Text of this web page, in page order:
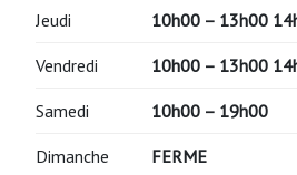
Jeudi 10h00 – 13h00
Vendredi 10h00 – 13h00
Samedi 10h00 – 19h00
Dimanche FERME